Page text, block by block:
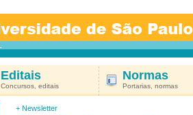
Editais
Concursos, editais
Normas
Portarias, normas
+ Newsletter